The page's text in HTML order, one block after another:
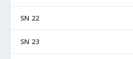
SN 22
SN 23